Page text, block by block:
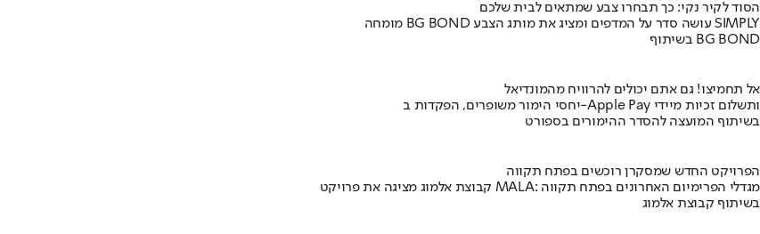
הסוד לקיר נקי: כך תבחרו צבע שמתאים לבית שלכם
מומחה BG BOND עושה סדר על המדפים ומציג את מותג הצבע SIMPLY
בשיתוף BG BOND
אל תחמיצו! גם אתם יכולים להרוויח מהמונדיאל
יחסי הימור משופרים, הפקדות ב-Apple Pay ותשלום זכיות מיידי
בשיתוף המועצה להסדר ההימורים בספורט
הפרויקט החדש שמסקרן רוכשים בפתח תקווה
קבוצת אלמוג מציגה את פרויקט MALA: מגדלי הפרימיום האחרונים בפתח תקווה
בשיתוף קבוצת אלמוג